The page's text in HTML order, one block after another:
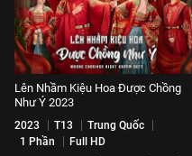
Lên Nhầm Kiệu Hoa Được Chồng
Như Ý 2023
2023 T13
Trung Quốc
1 Phần
Full HD